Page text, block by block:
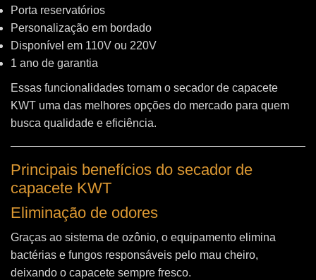
Porta reservatórios
Personalização em bordado
Disponível em 110V ou 220V
1 ano de garantia
Essas funcionalidades tornam o secador de capacete
KWT uma das melhores opções do mercado para quem
busca qualidade e eficiência.
Principais benefícios do secador de
capacete KWT
Eliminação de odores
Graças ao sistema de ozônio, o equipamento elimina
bactérias e fungos responsáveis pelo mau cheiro,
deixando o capacete sempre fresco.